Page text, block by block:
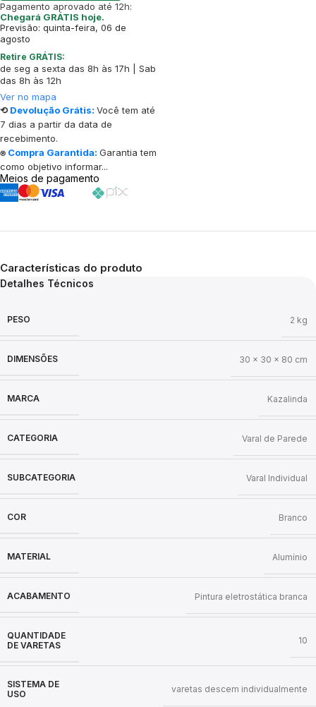
Pagamento aprovado até 12h:
Chegará GRÁTIS hoje.
Previsão: quinta-feira, 06 de
agosto
Retire GRÁTIS:
de seg a sexta das 8h às 17h | Sab
das 8h às 12h
Ver no mapa
⟲ Devolução Grátis: Você tem até
7 dias a partir da data de
recebimento.
⍟ Compra Garantida: Garantia tem
como objetivo informar...
Meios de pagamento
Características do produto
Detalhes Técnicos
PESO 2 kg
DIMENSÕES 30 × 30 × 80 cm
MARCA Kazalinda
CATEGORIA Varal de Parede
SUBCATEGORIA Varal Individual
COR Branco
MATERIAL Alumínio
ACABAMENTO Pintura eletrostática branca
QUANTIDADE
DE VARETAS
10
SISTEMA DE
USO
varetas descem individualmente